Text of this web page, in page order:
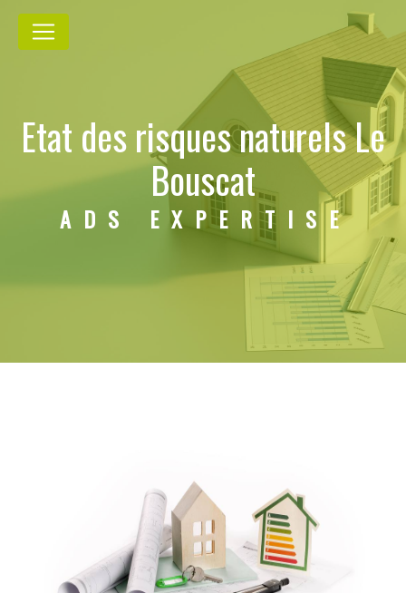
Etat des risques naturels Le
Bouscat
ADS EXPERTISE
Panneau de gestion des cookies